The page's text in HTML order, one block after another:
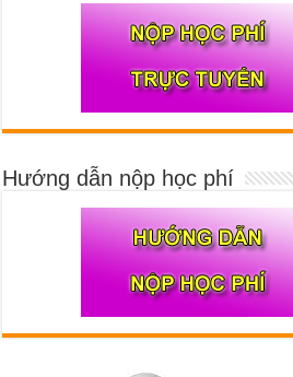
Hướng dẫn nộp học phí